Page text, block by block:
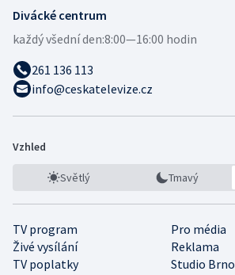
Divácké centrum
každý všední den:8:00—16:00 hodin
261 136 113
info@ceskatelevize.cz
Vzhled
Světlý Tmavý
TV program
Pro média
Živé vysílání
Reklama
TV poplatky
Studio Brno